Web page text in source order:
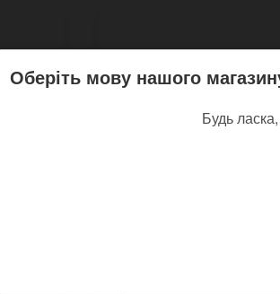
Оберіть мову нашого
Будь